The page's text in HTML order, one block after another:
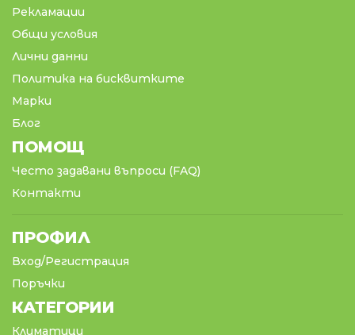
Рекламации
Общи условия
Лични данни
Политика на бисквитките
Марки
Блог
ПОМОЩ
Често задавани въпроси (FAQ)
Контакти
ПРОФИЛ
Вход/Регистрация
Поръчки
КАТЕГОРИИ
Климатици